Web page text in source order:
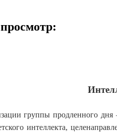
группы продленного дня
интеллекта,